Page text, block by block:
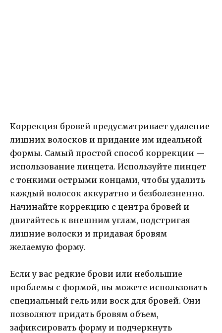
Коррекция бровей предусматривает удаление
лишних волосков и придание им идеальной
формы. Самый простой способ коррекции —
использование пинцета. Используйте пинцет
с тонкими острыми концами, чтобы удалить
каждый волосок аккуратно и безболезненно.
Начинайте коррекцию с центра бровей и
двигайтесь к внешним углам, подстригая
лишние волоски и придавая бровям
желаемую форму.
Если у вас редкие брови или небольшие
проблемы с формой, вы можете использовать
специальный гель или воск для бровей. Они
позволяют придать бровям объем,
зафиксировать форму и подчеркнуть